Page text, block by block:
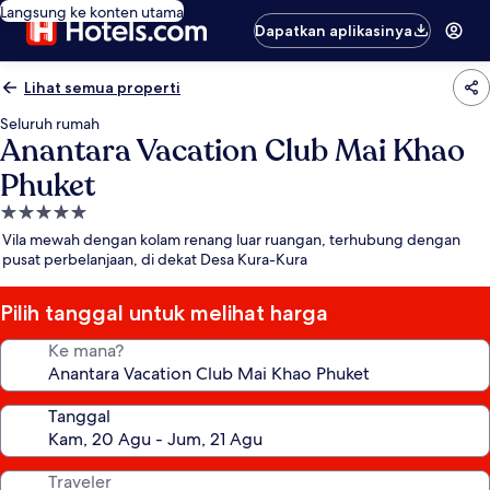
Langsung ke konten utama
Dapatkan aplikasinya
Lihat semua properti
Seluruh rumah
Anantara Vacation Club Mai Khao
Phuket
Properti
bintang
5.0
Vila mewah dengan kolam renang luar ruangan, terhubung dengan
pusat perbelanjaan, di dekat Desa Kura-Kura
Pilih tanggal untuk melihat harga
Ke mana?
Tanggal
Traveler